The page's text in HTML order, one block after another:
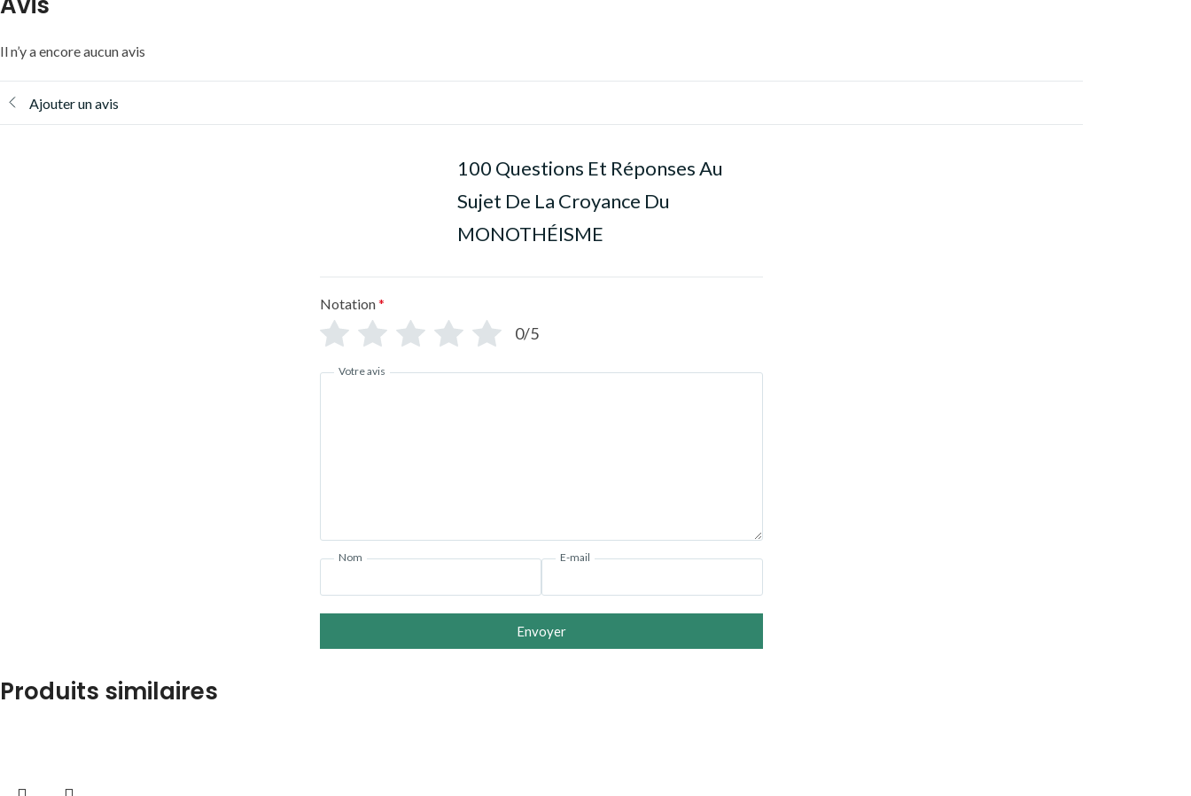
Il n’y a encore aucun avis
Ajouter un avis
100 Questions Et Réponses Au
Sujet De La Croyance Du
MONOTHÉISME
Notation*
0/5
Votre avis
Nom E-mail
Envoyer
Produits similaires